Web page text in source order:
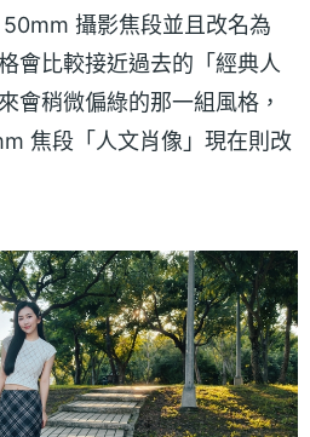
攝影焦段並且改名為
會比較接近過去的「經典人
會稍微偏綠的那一組風格，
焦段「人文肖像」現在則改